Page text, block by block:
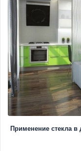
Применение стекла в